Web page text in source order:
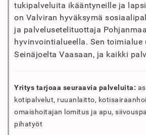
tukipalveluita ikääntyneille ja
on Valviran hyväksymä
ja palvelusetelituottaja
hyvinvointialueella. Sen toimialue
Seinäjoelta Vaasaan, ja kaikki
Yritys tarjoaa seuraavia palveluita:
kotipalvelut, ruuanlaitto,
omaishoitajan lomitus ja apu,
pihatyöt